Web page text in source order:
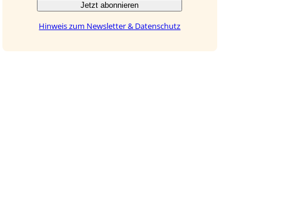
Jetzt abonnieren
Hinweis zum Newsletter & Datenschutz